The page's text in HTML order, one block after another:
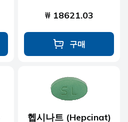
₩ 18621.03
구매
헵시나트 (Hepcinat)